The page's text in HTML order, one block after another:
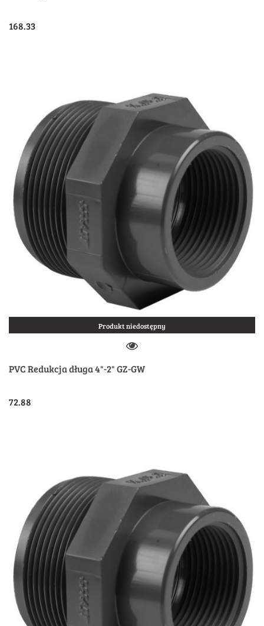
168.33
Produkt niedostępny
PVC Redukcja długa 4"-2" GZ-GW
72.88